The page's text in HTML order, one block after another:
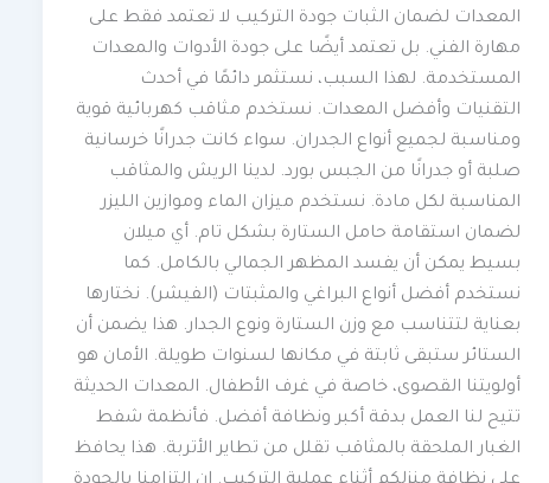
المعدات لضمان الثبات جودة التركيب لا تعتمد فقط على
مهارة الفني. بل تعتمد أيضًا على جودة الأدوات والمعدات
المستخدمة. لهذا السبب، نستثمر دائمًا في أحدث
التقنيات وأفضل المعدات. نستخدم مثاقب كهربائية قوية
ومناسبة لجميع أنواع الجدران. سواء كانت جدرانًا خرسانية
صلبة أو جدرانًا من الجبس بورد. لدينا الريش والمثاقب
المناسبة لكل مادة. نستخدم ميزان الماء وموازين الليزر
لضمان استقامة حامل الستارة بشكل تام. أي ميلان
بسيط يمكن أن يفسد المظهر الجمالي بالكامل. كما
نستخدم أفضل أنواع البراغي والمثبتات (الفيشر). نختارها
بعناية لتتناسب مع وزن الستارة ونوع الجدار. هذا يضمن أن
الستائر ستبقى ثابتة في مكانها لسنوات طويلة. الأمان هو
أولويتنا القصوى، خاصة في غرف الأطفال. المعدات الحديثة
تتيح لنا العمل بدقة أكبر ونظافة أفضل. فأنظمة شفط
الغبار الملحقة بالمثاقب تقلل من تطاير الأتربة. هذا يحافظ